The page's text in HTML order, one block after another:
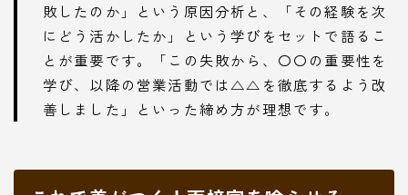
敗したのか」という原因分析と、「その経験を次
にどう活かしたか」という学びをセットで語るこ
とが重要です。「この失敗から、〇〇の重要性を
学び、以降の営業活動では△△を徹底するよう改
善しました」といった締め方が理想です。